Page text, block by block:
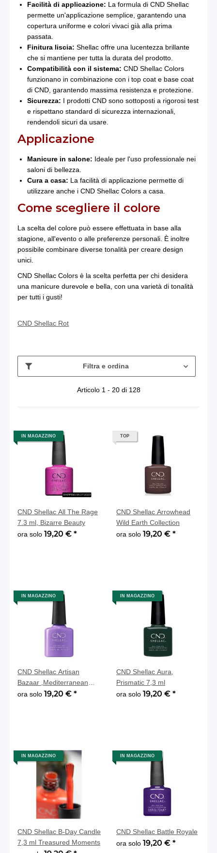
Facilità di applicazione: La formula di CND Shellac
permette un'applicazione semplice, garantendo una
copertura uniforme e colori vivaci già alla prima
passata.
Finitura liscia: Shellac offre una lucentezza brillante
che si mantiene per tutta la durata del prodotto.
Compatibilità con il sistema: CND Shellac Colors
funzionano in combinazione con i top coat e base coat
di CND, garantendo massima resistenza e protezione.
Sicurezza: I prodotti CND sono sottoposti a rigorosi test
e rispettano standard di sicurezza internazionali,
rendendoli sicuri da usare.
Applicazione
Manicure in salone: Ideale per l'uso professionale nei
saloni di bellezza.
Cura a casa: La facilità di applicazione permette di
utilizzare anche i CND Shellac Colors a casa.
Come scegliere il colore
La scelta del colore può essere effettuata in base alla
stagione, all'evento o alle preferenze personali. È inoltre
possibile combinare diverse tonalità per creare design
unici.
CND Shellac Colors è la scelta perfetta per chi desidera
una manicure durevole e bella, con una varietà di tonalità
per tutti i gusti!
CND Shellac Rot
Filtra e ordina
Articolo 1 - 20 di 128
IN MAGAZZINO
CND Shellac All The Rage
7.3 ml, Bizarre Beauty
ora solo 19,20 € *
TOP
CND Shellac Arrowhead
Wild Earth Collection
ora solo 19,20 € *
IN MAGAZZINO
CND Shellac Artisan
Bazaar ,Mediterranean
Dream
ora solo 19,20 € *
IN MAGAZZINO
CND Shellac Aura,
Prismatic 7,3 ml
ora solo 19,20 € *
IN MAGAZZINO
CND Shellac B-Day Candle
7,3 ml Treasured Moments
IN MAGAZZINO
CND Shellac Battle Royale
ora solo 19,20 € *